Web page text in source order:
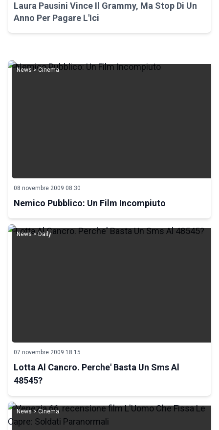
Laura Pausini Vince Il Grammy, Ma Stop Di Un
Anno Per Pagare L'Ici
News > Cinema
08 novembre 2009 08:30
Nemico Pubblico: Un Film Incompiuto
News > Daily
07 novembre 2009 18:15
Lotta Al Cancro. Perche' Basta Un Sms Al
48545?
News > Cinema